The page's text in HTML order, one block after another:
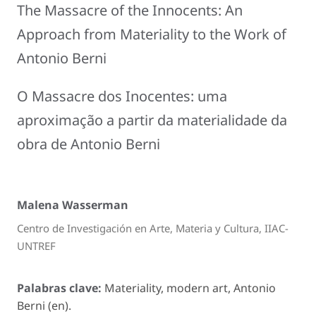
The Massacre of the Innocents: An
Approach from Materiality to the Work of
Antonio Berni
O Massacre dos Inocentes: uma
aproximação a partir da materialidade da
obra de Antonio Berni
Malena Wasserman
Centro de Investigación en Arte, Materia y Cultura, IIAC-
UNTREF
Palabras clave: Materiality, modern art, Antonio
Berni (en).